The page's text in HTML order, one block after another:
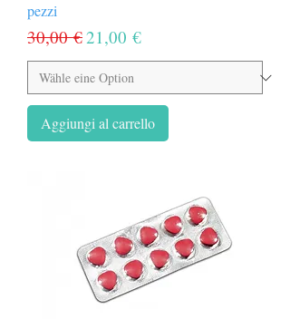
pezzi
Prezzo regolare
30,00 €Prezzo scontato
21,00 €
Aggiungi al carrello